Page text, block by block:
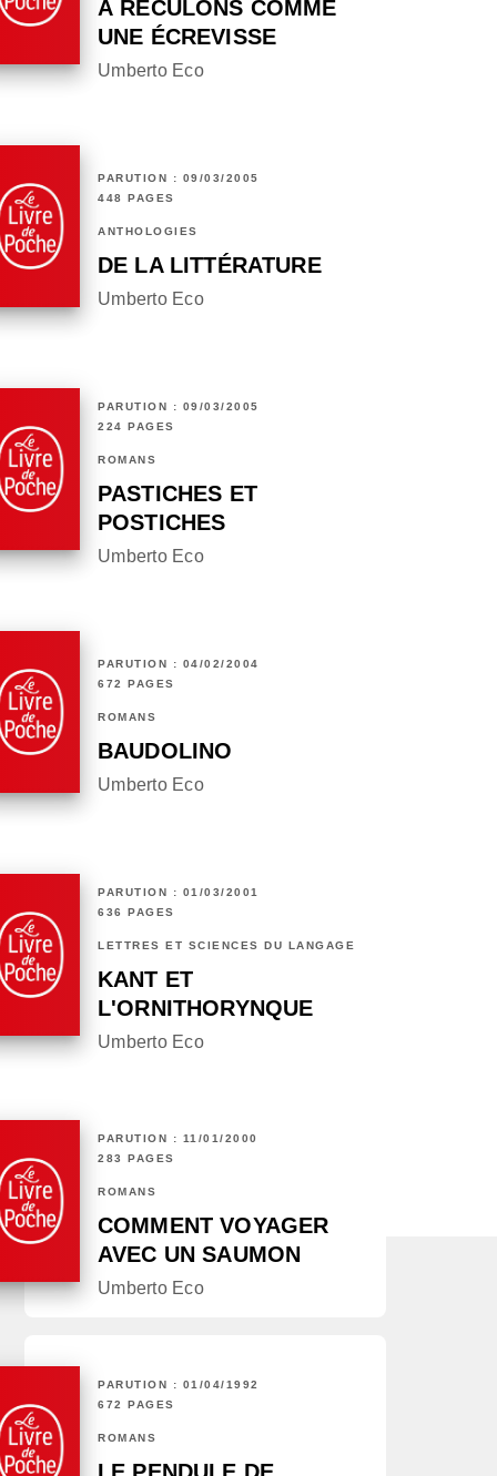
À RECULONS COMME
UNE ÉCREVISSE
Umberto Eco
PARUTION : 09/03/2005
448 PAGES
ANTHOLOGIES
DE LA LITTÉRATURE
Umberto Eco
PARUTION : 09/03/2005
224 PAGES
ROMANS
PASTICHES ET
POSTICHES
Umberto Eco
PARUTION : 04/02/2004
672 PAGES
ROMANS
BAUDOLINO
Umberto Eco
PARUTION : 01/03/2001
636 PAGES
LETTRES ET SCIENCES DU LANGAGE
KANT ET
L'ORNITHORYNQUE
Umberto Eco
PARUTION : 11/01/2000
283 PAGES
ROMANS
COMMENT VOYAGER
AVEC UN SAUMON
Umberto Eco
PARUTION : 01/04/1992
672 PAGES
ROMANS